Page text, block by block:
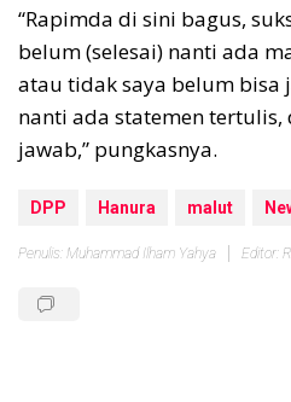
“Rapimda di sini bagus,
belum (selesai) nanti ada
atau tidak saya belum bisa
nanti ada statemen
jawab,” pungkasnya.
DPP Hanura malut
Penulis: Muhammad Ilham Yahya Editor: